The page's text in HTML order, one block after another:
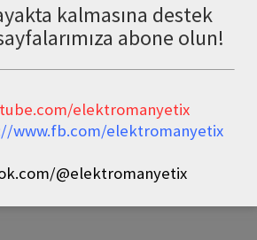
kalmasına destek
abone olun!
elektromanyetix
www.fb.com/elektromanyetix
@elektromanyetix